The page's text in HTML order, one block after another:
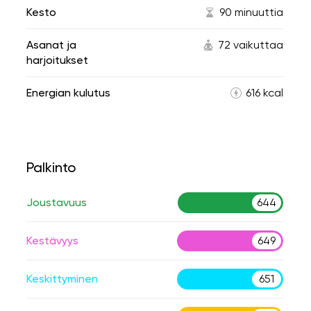
Kesto 90 minuuttia
Asanat ja
harjoitukset
72 vaikuttaa
Energian kulutus 616 kcal
Palkinto
Joustavuus 644
Kestävyys 649
Keskittyminen 651